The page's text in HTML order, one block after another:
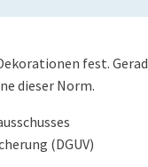
fest.
dieser Norm.
(DGUV)